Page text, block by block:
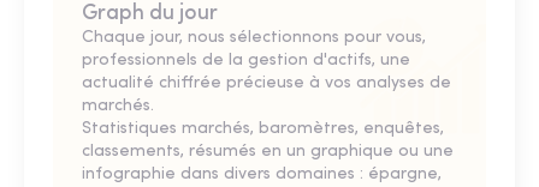
Graph du jour
Chaque jour, nous sélectionnons pour vous,
professionnels de la gestion d'actifs, une
actualité chiffrée précieuse à vos analyses de
marchés.
Statistiques marchés, baromètres, enquêtes,
classements, résumés en un graphique ou une
infographie dans divers domaines : épargne,